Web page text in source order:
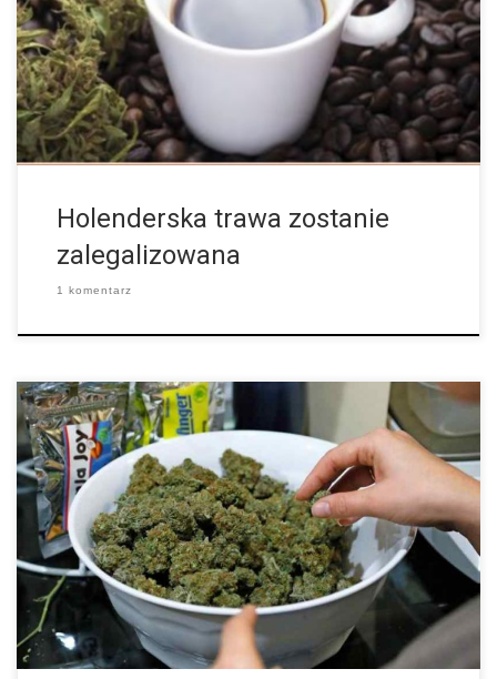
w holenderskich Coffeeshopach. Jednak oznacza to tylko i
wyłącznie to, że cannabis jest tolerowany, podczas gdy sklepy
są […]
Holenderska trawa zostanie
zalegalizowana
1 komentarz
W Holandii póki co panują sprzeczne przepisy co do marihuany.
Te jednak wkrótce mogą ulec całkowitej zmianie, a zależy to
tylko i wyłącznie od Holenderskiego rządu, który pracuje nad
ustawą […]